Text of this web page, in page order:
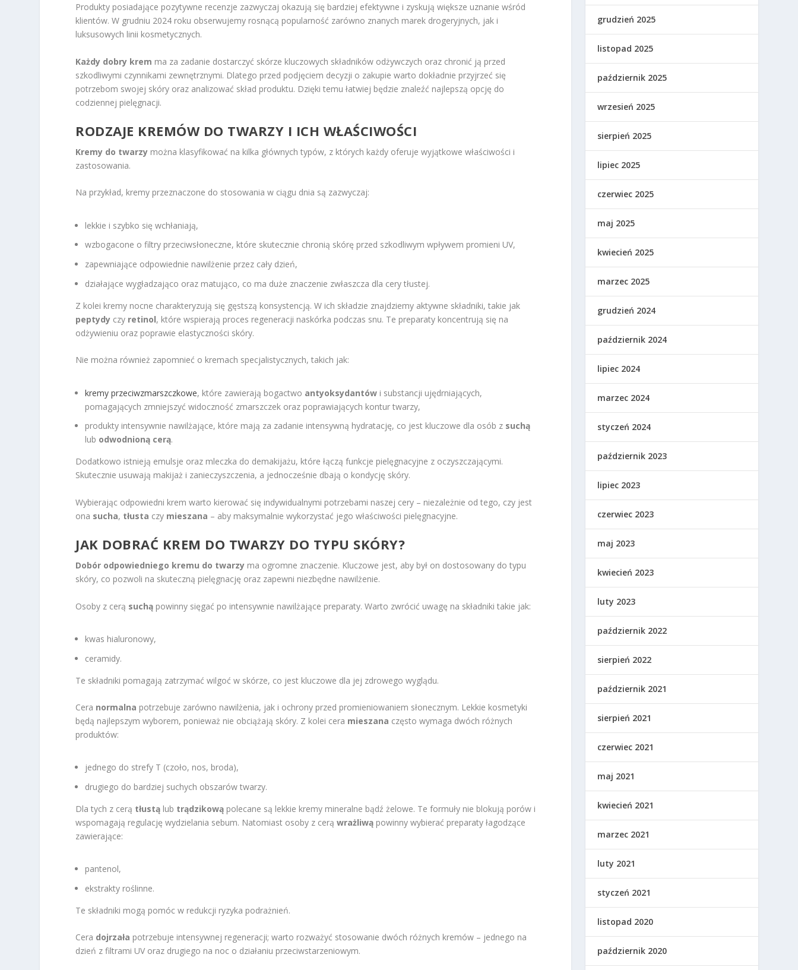
Produkty posiadające pozytywne recenzje zazwyczaj okazują się bardziej efektywne i zyskują większe uznanie wśród
klientów. W grudniu 2024 roku obserwujemy rosnącą popularność zarówno znanych marek drogeryjnych, jak i
luksusowych linii kosmetycznych.
Każdy dobry krem ma za zadanie dostarczyć skórze kluczowych składników odżywczych oraz chronić ją przed
szkodliwymi czynnikami zewnętrznymi. Dlatego przed podjęciem decyzji o zakupie warto dokładnie przyjrzeć się
potrzebom swojej skóry oraz analizować skład produktu. Dzięki temu łatwiej będzie znaleźć najlepszą opcję do
codziennej pielęgnacji.
RODZAJE KREMÓW DO TWARZY I ICH WŁAŚCIWOŚCI
Kremy do twarzy można klasyfikować na kilka głównych typów, z których każdy oferuje wyjątkowe właściwości i
zastosowania.
Na przykład, kremy przeznaczone do stosowania w ciągu dnia są zazwyczaj:
lekkie i szybko się wchłaniają,
wzbogacone o filtry przeciwsłoneczne, które skutecznie chronią skórę przed szkodliwym wpływem promieni UV,
zapewniające odpowiednie nawilżenie przez cały dzień,
działające wygładzająco oraz matująco, co ma duże znaczenie zwłaszcza dla cery tłustej.
Z kolei kremy nocne charakteryzują się gęstszą konsystencją. W ich składzie znajdziemy aktywne składniki, takie jak
peptydy czy retinol, które wspierają proces regeneracji naskórka podczas snu. Te preparaty koncentrują się na
odżywieniu oraz poprawie elastyczności skóry.
Nie można również zapomnieć o kremach specjalistycznych, takich jak:
kremy przeciwzmarszczkowe, które zawierają bogactwo antyoksydantów i substancji ujędrniających,
pomagających zmniejszyć widoczność zmarszczek oraz poprawiających kontur twarzy,
produkty intensywnie nawilżające, które mają za zadanie intensywną hydratację, co jest kluczowe dla osób z suchą
lub odwodnioną cerą.
Dodatkowo istnieją emulsje oraz mleczka do demakijażu, które łączą funkcje pielęgnacyjne z oczyszczającymi.
Skutecznie usuwają makijaż i zanieczyszczenia, a jednocześnie dbają o kondycję skóry.
Wybierając odpowiedni krem warto kierować się indywidualnymi potrzebami naszej cery – niezależnie od tego, czy jest
ona sucha, tłusta czy mieszana – aby maksymalnie wykorzystać jego właściwości pielęgnacyjne.
JAK DOBRAĆ KREM DO TWARZY DO TYPU SKÓRY?
Dobór odpowiedniego kremu do twarzy ma ogromne znaczenie. Kluczowe jest, aby był on dostosowany do typu
skóry, co pozwoli na skuteczną pielęgnację oraz zapewni niezbędne nawilżenie.
Osoby z cerą suchą powinny sięgać po intensywnie nawilżające preparaty. Warto zwrócić uwagę na składniki takie jak:
kwas hialuronowy,
ceramidy.
Te składniki pomagają zatrzymać wilgoć w skórze, co jest kluczowe dla jej zdrowego wyglądu.
Cera normalna potrzebuje zarówno nawilżenia, jak i ochrony przed promieniowaniem słonecznym. Lekkie kosmetyki
będą najlepszym wyborem, ponieważ nie obciążają skóry. Z kolei cera mieszana często wymaga dwóch różnych
produktów:
jednego do strefy T (czoło, nos, broda),
drugiego do bardziej suchych obszarów twarzy.
Dla tych z cerą tłustą lub trądzikową polecane są lekkie kremy mineralne bądź żelowe. Te formuły nie blokują porów i
wspomagają regulację wydzielania sebum. Natomiast osoby z cerąwrażliwą powinny wybierać preparaty łagodzące
zawierające:
pantenol,
ekstrakty roślinne.
Te składniki mogą pomóc w redukcji ryzyka podrażnień.
Cera dojrzała potrzebuje intensywnej regeneracji; warto rozważyć stosowanie dwóch różnych kremów – jednego na
dzień z filtrami UV oraz drugiego na noc o działaniu przeciwstarzeniowym.
grudzień 2025
listopad 2025
październik 2025
wrzesień 2025
sierpień 2025
lipiec 2025
czerwiec 2025
maj 2025
kwiecień 2025
marzec 2025
grudzień 2024
październik 2024
lipiec 2024
marzec 2024
styczeń 2024
październik 2023
lipiec 2023
czerwiec 2023
maj 2023
kwiecień 2023
luty 2023
październik 2022
sierpień 2022
październik 2021
sierpień 2021
czerwiec 2021
maj 2021
kwiecień 2021
marzec 2021
luty 2021
styczeń 2021
listopad 2020
październik 2020